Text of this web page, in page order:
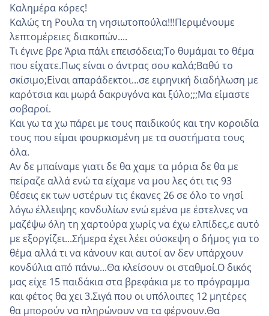
Καλημέρα κόρες!
Καλώς τη Ρουλα τη νησιωτοπούλα!!!Περιμένουμε
λεπτομέρειες διακοπών....
Τι έγινε βρε Άρια πάλι επεισόδεια;Το θυμάμαι το θέμα
που είχατε.Πως είναι ο άντρας σου καλά;Βαθύ το
σκίσιμο;Είναι απαράδεκτοι...σε ειρηνική διαδήλωση με
καρότσια και μωρά δακρυγόνα και ξύλο;;;Μα είμαστε
σοβαροί.
Και γω τα χω πάρει με τους παιδικούς και την κοροιδία
τους που είμαι φουρκισμένη με τα συστήματα τους
όλα.
Αν δε μπαίναμε γιατι δε θα χαμε τα μόρια δε θα με
πείραζε αλλά ενώ τα είχαμε να μου λες ότι τις 93
θέσεις εκ των υστέρων τις έκανες 26 σε όλο το νησί
λόγω έλλειψης κονδυλίων ενώ εμένα με έστελνες να
μαζέψω όλη τη χαρτούρα χωρίς να έχω ελπίδες,ε αυτό
με εξοργίζει...Σήμερα έχει λέει σύσκεψη ο δήμος για το
θέμα αλλά τι να κάνουν και αυτοί αν δεν υπάρχουν
κονδύλια από πάνω...Θα κλείσουν οι σταθμοί.Ο δικός
μας είχε 15 παιδάκια στα βρεφάκια με το πρόγραμμα
και φέτος θα χει 3.Σιγά που οι υπόλοιπες 12 μητέρες
θα μπορούν να πληρώνουν να τα φέρνουν.Θα